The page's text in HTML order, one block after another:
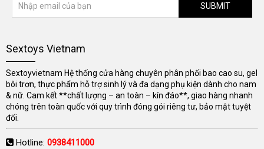
SUBMIT
Sextoys Vietnam
Sextoyvietnam Hệ thống cửa hàng chuyên phân phối bao cao su, gel
bôi trơn, thực phẩm hỗ trợ sinh lý và đa dạng phụ kiện dành cho nam
& nữ. Cam kết **chất lượng – an toàn – kín đáo**, giao hàng nhanh
chóng trên toàn quốc với quy trình đóng gói riêng tư, bảo mật tuyệt
đối.
Hotline: 0938411000